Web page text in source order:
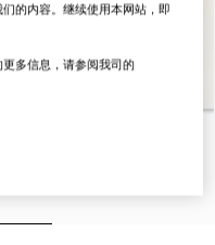
的内容。继续使用本网站，即
多信息，请参阅我司的